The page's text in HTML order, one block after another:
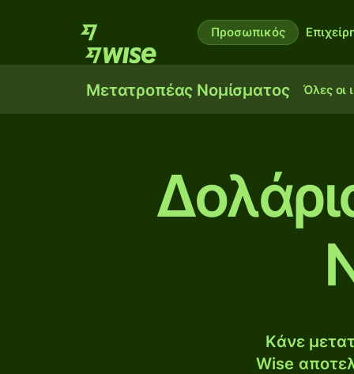
Προσωπικός
Μετατροπέας Νομίσματος Όλες οι
Κάνε
Wise